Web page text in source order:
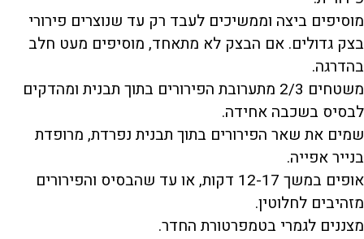
מוסיפים ביצה וממשיכים לעבד רק עד שנוצרים פירורי
בצק גדולים. אם הבצק לא מתאחד, מוסיפים מעט חלב
בהדרגה.
משטחים 2/3 מתערובת הפירורים בתוך תבנית ומהדקים
לבסיס בשכבה אחידה.
שמים את שאר הפירורים בתוך תבנית נפרדת, מרופדת
בנייר אפייה.
אופים במשך 12-17 דקות, או עד שהבסיס והפירורים
מזהיבים לחלוטין.
מצננים לגמרי בטמפרטורת החדר.